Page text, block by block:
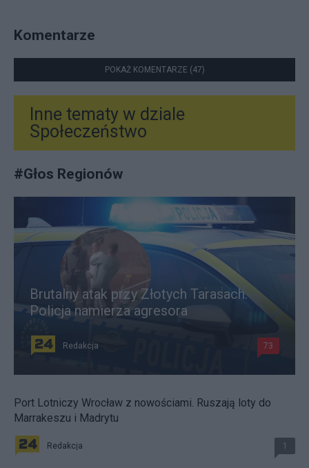
Komentarze
POKAŻ KOMENTARZE (47)
Inne tematy w dziale
Społeczeństwo
#Głos Regionów
Brutalny atak przy Złotych Tarasach.
Policja namierza agresora
Redakcja 73
Port Lotniczy Wrocław z nowościami. Ruszają loty do
Marrakeszu i Madrytu
Redakcja 1